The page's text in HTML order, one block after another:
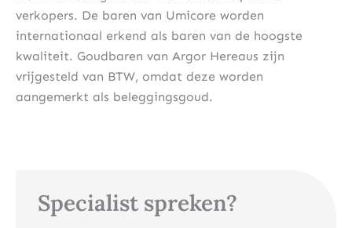
Specialist spreken?
verkopers. De baren van Umicore worden
internationaal erkend als baren van de hoogste
kwaliteit. Goudbaren van Argor Hereaus zijn
vrijgesteld van BTW, omdat deze worden
aangemerkt als beleggingsgoud.